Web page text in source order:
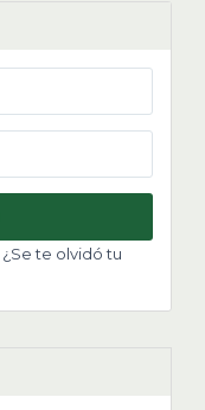
¿Se te olvidó tu